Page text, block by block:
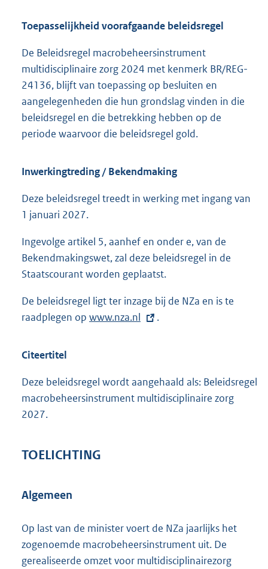
Toepasselijkheid voorafgaande beleidsregel
De Beleidsregel macrobeheersinstrument
multidisciplinaire zorg 2024 met kenmerk BR/REG-
24136, blijft van toepassing op besluiten en
aangelegenheden die hun grondslag vinden in die
beleidsregel en die betrekking hebben op de
periode waarvoor die beleidsregel gold.
Inwerkingtreding / Bekendmaking
Deze beleidsregel treedt in werking met ingang van
1 januari 2027.
Ingevolge artikel 5, aanhef en onder e, van de
Bekendmakingswet, zal deze beleidsregel in de
Staatscourant worden geplaatst.
De beleidsregel ligt ter inzage bij de NZa en is te
raadplegen op E
r
n
n
www.nza.nl .
Citeertitel
Deze beleidsregel wordt aangehaald als: Beleidsregel
macrobeheersinstrument multidisciplinaire zorg
2027.
TOELICHTING
Algemeen
Op last van de minister voert de NZa jaarlijks het
zogenoemde macrobeheersinstrument uit. De
gerealiseerde omzet voor multidisciplinairezorg